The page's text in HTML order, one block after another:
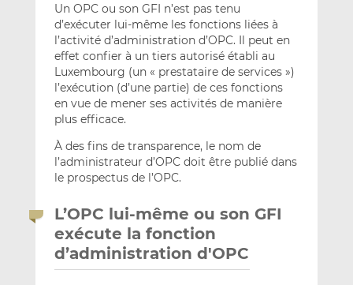
Un OPC ou son GFI n’est pas tenu
d’exécuter lui-même les fonctions liées à
l’activité d’administration d’OPC. Il peut en
effet confier à un tiers autorisé établi au
Luxembourg (un « prestataire de services »)
l’exécution (d’une partie) de ces fonctions
en vue de mener ses activités de manière
plus efficace.
À des fins de transparence, le nom de
l’administrateur d’OPC doit être publié dans
le prospectus de l’OPC.
L’OPC lui-même ou son GFI
exécute la fonction
d’administration d'OPC